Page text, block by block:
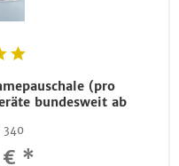
(pro
bundesweit ab
340
€ *